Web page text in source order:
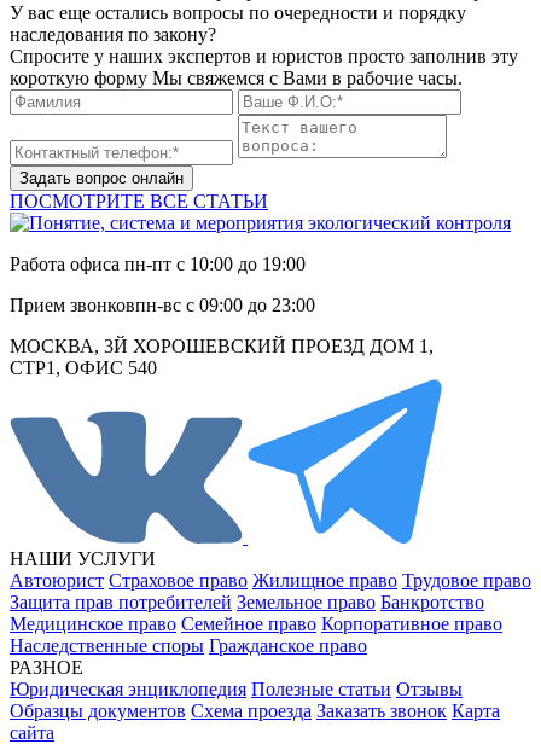
У вас еще остались вопросы по очередности и порядку
наследования по закону?
Спросите у наших экспертов и юристов просто заполнив эту
короткую форму Мы свяжемся с Вами в рабочие часы.
Задать вопрос онлайн
ПОСМОТРИТЕ ВСЕ СТАТЬИ
Работа офиса пн-пт с 10:00 до 19:00
Прием звонковпн-вс с 09:00 до 23:00
МОСКВА, 3Й ХОРОШЕВСКИЙ ПРОЕЗД ДОМ 1,
СТР1, ОФИС 540
НАШИ УСЛУГИ
Автоюрист Страховое право Жилищное право Трудовое право
Защита прав потребителей Земельное право Банкротство
Медицинское право Семейное право Корпоративное право
Наследственные споры Гражданское право
РАЗНОЕ
Юридическая энциклопедия Полезные статьи Отзывы
Образцы документов Схема проезда Заказать звонок Карта
сайта